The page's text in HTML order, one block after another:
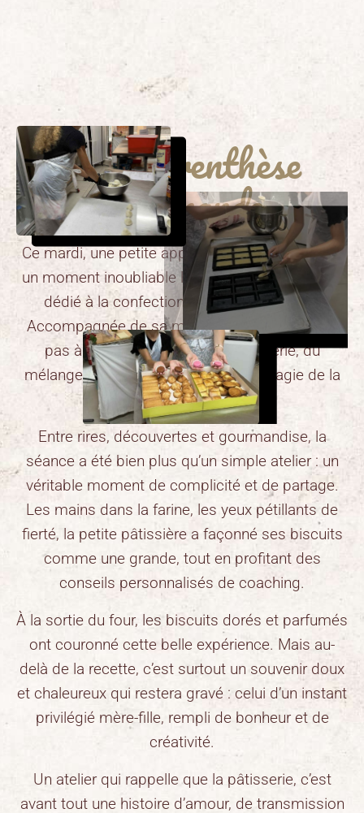
Une parenthèse
gourmande
Ce mardi, une petite apprentie pâtissière a vécu
un moment inoubliable lors d’un atelier de 2h30
dédié à la confection de biscuits maison.
Accompagnée de sa maman, elle a découvert
pas à pas les secrets de la pâtisserie, du
mélange des ingrédients jusqu’à la magie de la
cuisson.
Entre rires, découvertes et gourmandise, la
séance a été bien plus qu’un simple atelier : un
véritable moment de complicité et de partage.
Les mains dans la farine, les yeux pétillants de
fierté, la petite pâtissière a façonné ses biscuits
comme une grande, tout en profitant des
conseils personnalisés de coaching.
À la sortie du four, les biscuits dorés et parfumés
ont couronné cette belle expérience. Mais au-
delà de la recette, c’est surtout un souvenir doux
et chaleureux qui restera gravé : celui d’un instant
privilégié mère-fille, rempli de bonheur et de
créativité.
Un atelier qui rappelle que la pâtisserie, c’est
avant tout une histoire d’amour, de transmission